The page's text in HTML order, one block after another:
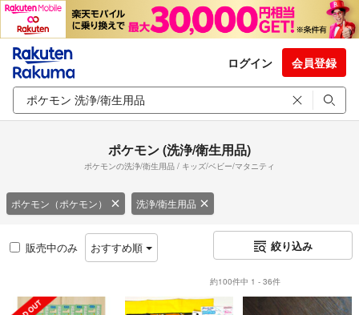
ログイン 会員登録
ポケモン (洗浄/衛生用品)
ポケモンの洗浄/衛生用品 / キッズ/ベビー/マタニティ
ポケモン（ポケモン） 洗浄/衛生用品
販売中のみ おすすめ順 絞り込み
約100件中 1 - 36件